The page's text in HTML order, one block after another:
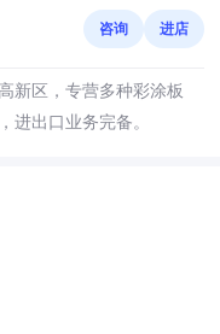
咨询 进店
新区，专营多种彩涂板
进出口业务完备。